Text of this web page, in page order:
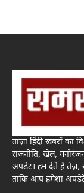
ताज़ा हिंदी खबरों का
राजनीति, खेल,
अपडेट। हम देते हैं तेज़,
ताकि आप हमेशा